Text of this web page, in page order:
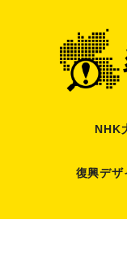
NHK
復興デザ